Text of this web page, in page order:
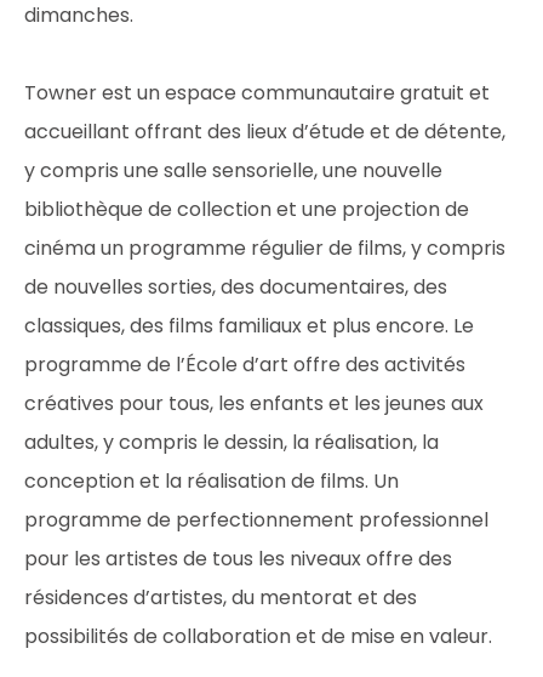
dimanches.
Towner est un espace communautaire gratuit et
accueillant offrant des lieux d’étude et de détente,
y compris une salle sensorielle, une nouvelle
bibliothèque de collection et une projection de
cinéma un programme régulier de films, y compris
de nouvelles sorties, des documentaires, des
classiques, des films familiaux et plus encore. Le
programme de l’École d’art offre des activités
créatives pour tous, les enfants et les jeunes aux
adultes, y compris le dessin, la réalisation, la
conception et la réalisation de films. Un
programme de perfectionnement professionnel
pour les artistes de tous les niveaux offre des
résidences d’artistes, du mentorat et des
possibilités de collaboration et de mise en valeur.